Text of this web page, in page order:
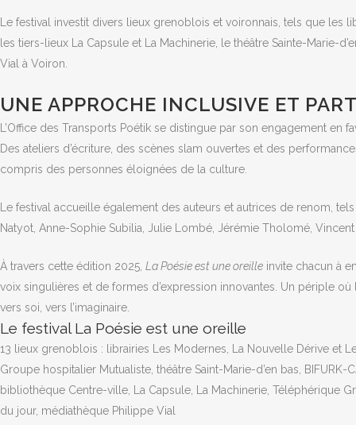
Le festival investit divers lieux grenoblois et voironnais, tels que les
les tiers- lieux La Capsule et La Machinerie, le théâtre Sainte-Marie-
Vial à Voiron.
UNE APPROCHE INCLUSIVE ET
L’Office des Transports Poétik se distingue par son engagement en
Des ateliers d’écriture, des scènes slam ouvertes et des
compris des personnes éloignées de la culture.
Le festival accueille également des auteurs et autrices de renom,
Natyot, Anne-Sophie Subilia, Julie Lombé, Jérémie Tholomé,
À travers cette édition 2025, LaPoésieestuneoreille invite chacun à
voix singulières et de formes d’expression innovantes. Un périple où
vers soi, vers l’imaginaire.
Le festival La Poésie est une oreille
13 lieux grenoblois : librairies Les Modernes, La Nouvelle Dérive et
Groupe hospitalier Mutualiste, théâtre Saint-Marie-d’en bas,
bibliothèque Centre-ville, La Capsule, La Machinerie, Téléphérique
du jour, médiathèque Philippe Vial